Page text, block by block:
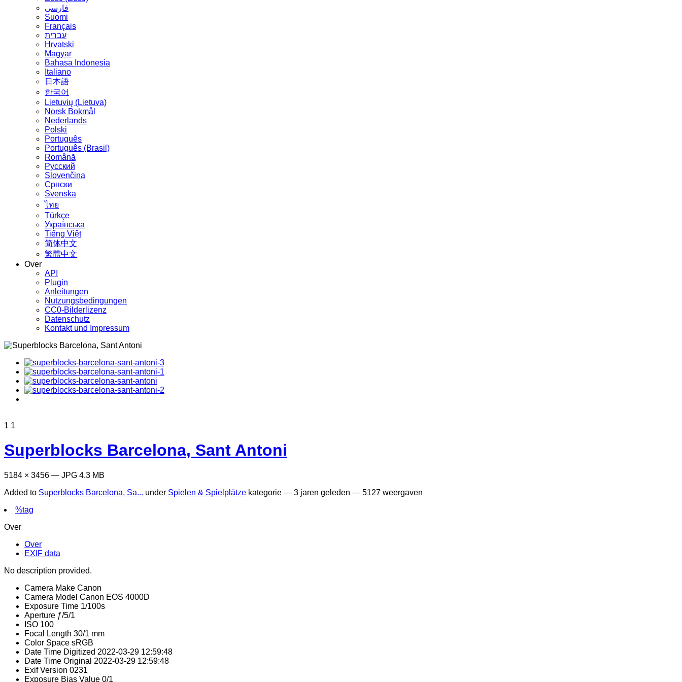
فارسی
Suomi
Français
עברית
Hrvatski
Magyar
Bahasa Indonesia
Italiano
日本語
한국어
Lietuvių (Lietuva)
‪Norsk Bokmål‬
Nederlands
Polski
Português
Português (Brasil)
Română
Русский
Slovenčina
Српски
Svenska
ไทย
Türkçe
Українська
Tiếng Việt
简体中文
繁體中文
Over
API
Plugin
Anleitungen
Nutzungsbedingungen
CC0-Bilderlizenz
Datenschutz
Kontakt und Impressum
1 1
Superblocks Barcelona, Sant Antoni
5184 × 3456 — JPG 4.3 MB
Added to Superblocks Barcelona, Sa... under Spielen & Spielplätze kategorie — 3 jaren geleden — 5127 weergaven
%tag
Over
Over
EXIF data
No description provided.
Camera Make Canon
Camera Model Canon EOS 4000D
Exposure Time 1/100s
Aperture ƒ/5/1
ISO 100
Focal Length 30/1 mm
Color Space sRGB
Date Time Digitized 2022-03-29 12:59:48
Date Time Original 2022-03-29 12:59:48
Exif Version 0231
Exposure Bias Value 0/1